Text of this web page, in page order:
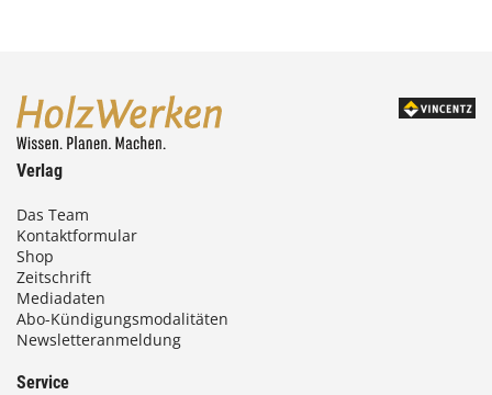
Verlag
Das Team
Kontaktformular
Shop
Zeitschrift
Mediadaten
Abo-Kündigungsmodalitäten
Newsletteranmeldung
Service